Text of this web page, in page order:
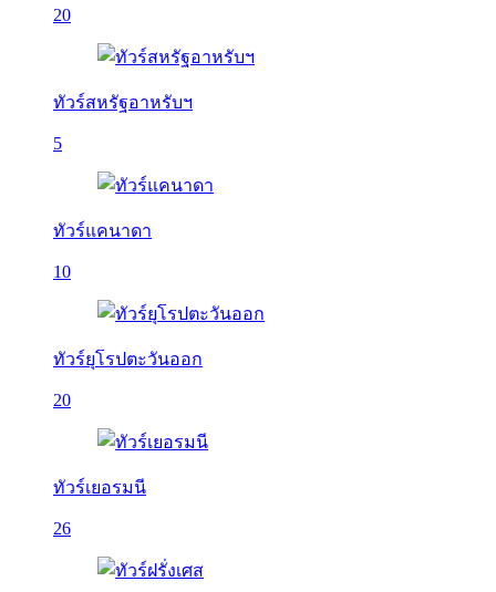
20
ทัวร์สหรัฐอาหรับฯ
5
ทัวร์แคนาดา
10
ทัวร์ยุโรปตะวันออก
20
ทัวร์เยอรมนี
26